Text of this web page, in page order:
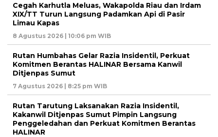
Cegah Karhutla Meluas, Wakapolda Riau dan Irdam
XIX/TT Turun Langsung Padamkan Api di Pasir
Limau Kapas
8 Agustus 2026 | 10:06 pm WIB
Rutan Humbahas Gelar Razia Insidentil, Perkuat
Komitmen Berantas HALINAR Bersama Kanwil
Ditjenpas Sumut
7 Agustus 2026 | 8:25 pm WIB
Rutan Tarutung Laksanakan Razia Insidentil,
Kakanwil Ditjenpas Sumut Pimpin Langsung
Penggeledahan dan Perkuat Komitmen Berantas
HALINAR